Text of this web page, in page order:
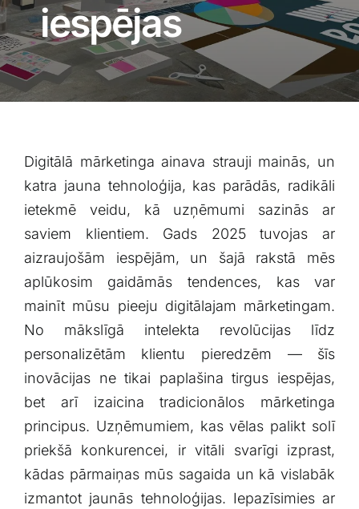
Blogs
Attēlu galerija
Par mums
Vakances
Kontakti
Klientu portāls
English
iespējas
Digitālā ‌mārketinga ainava strauji mainās, un
katra jauna ⁤tehnoloģija, kas parādās, radikāli
ietekmē veidu, kā uzņēmumi sazinās ar
saviem klientiem. Gads 2025 tuvojas ar
aizraujošām iespējām, un ⁣šajā rakstā mēs
aplūkosim gaidāmās‍ tendences,⁤ kas var
mainīt mūsu pieeju digitālajam mārketingam.
⁢No mākslīgā intelekta revolūcijas līdz
personalizētām ⁤klientu pieredzēm ⁢—⁢ šīs
inovācijas ne tikai ⁣paplašina tirgus iespējas,
bet ⁢arī​ izaicina tradicionālos mārketinga⁣
principus. Uzņēmumiem, kas vēlas palikt solī
priekšā konkurencei, ir vitāli svarīgi izprast,
kādas pārmaiņas mūs sagaida un kā vislabāk
izmantot​ jaunās tehnoloģijas.⁤ Iepazīsimies ar